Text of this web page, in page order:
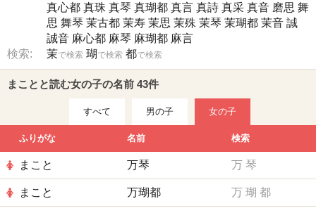
真心都 真珠 真琴 真瑚都 真言 真詩 真采 真音 磨思 舞
思 舞琴 茉古都 茉寿 茉思 茉殊 茉琴 茉瑚都 茉音 誠
誠音 麻心都 麻琴 麻瑚都 麻言
検索:
茉で検索 瑚 で検索 都で検索
まことと読む女の子の名前 43件
すべて 男の子 女の子
ふりがな 名前 検索
まこと 万琴 万 琴
まこと 万瑚都 万 瑚 都